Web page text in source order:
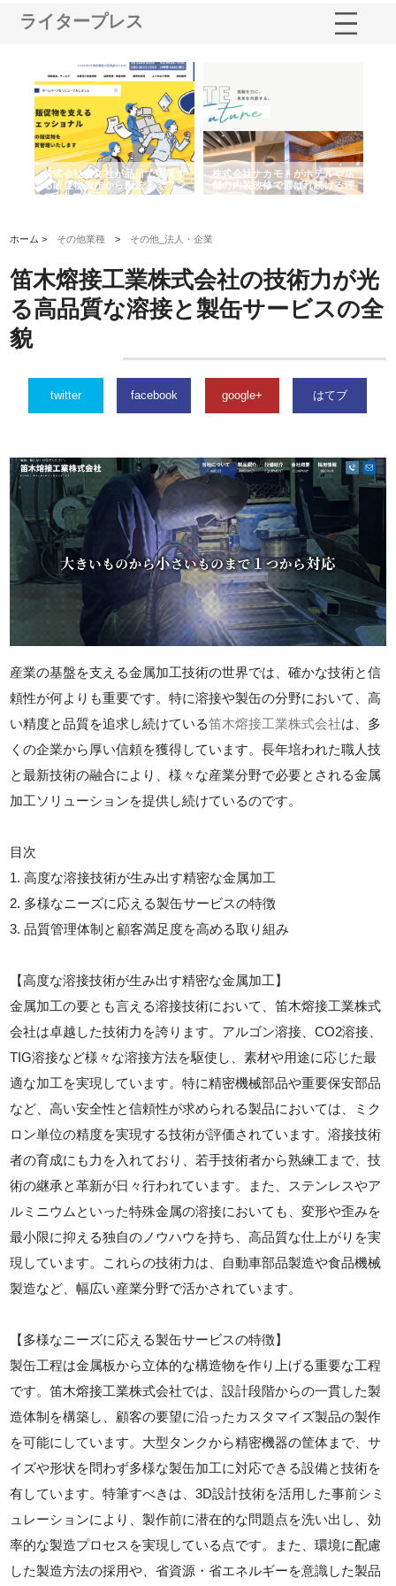
ライタープレス
株式会社耕文社が品川で実現す
る販促物製作から配送までワン
ストップ対応
株式会社ナカモトがホテルや店
舗の内装改修で選ばれ続ける理
由
ホーム > その他業種 > その他_法人・企業
笛木熔接工業株式会社の技術力が光
る高品質な溶接と製缶サービスの全
貌
twitter facebook google+ はてブ
産業の基盤を支える金属加工技術の世界では、確かな技術と信
頼性が何よりも重要です。特に溶接や製缶の分野において、高
い精度と品質を追求し続けている笛木熔接工業株式会社は、多
くの企業から厚い信頼を獲得しています。長年培われた職人技
と最新技術の融合により、様々な産業分野で必要とされる金属
加工ソリューションを提供し続けているのです。
目次
1. 高度な溶接技術が生み出す精密な金属加工
2. 多様なニーズに応える製缶サービスの特徴
3. 品質管理体制と顧客満足度を高める取り組み
【高度な溶接技術が生み出す精密な金属加工】
金属加工の要とも言える溶接技術において、笛木熔接工業株式
会社は卓越した技術力を誇ります。アルゴン溶接、CO2溶接、
TIG溶接など様々な溶接方法を駆使し、素材や用途に応じた最
適な加工を実現しています。特に精密機械部品や重要保安部品
など、高い安全性と信頼性が求められる製品においては、ミク
ロン単位の精度を実現する技術が評価されています。溶接技術
者の育成にも力を入れており、若手技術者から熟練工まで、技
術の継承と革新が日々行われています。また、ステンレスやア
ルミニウムといった特殊金属の溶接においても、変形や歪みを
最小限に抑える独自のノウハウを持ち、高品質な仕上がりを実
現しています。これらの技術力は、自動車部品製造や食品機械
製造など、幅広い産業分野で活かされています。
【多様なニーズに応える製缶サービスの特徴】
製缶工程は金属板から立体的な構造物を作り上げる重要な工程
です。笛木熔接工業株式会社では、設計段階からの一貫した製
造体制を構築し、顧客の要望に沿ったカスタマイズ製品の製作
を可能にしています。大型タンクから精密機器の筐体まで、サ
イズや形状を問わず多様な製缶加工に対応できる設備と技術を
有しています。特筆すべきは、3D設計技術を活用した事前シミ
ュレーションにより、製作前に潜在的な問題点を洗い出し、効
率的な製造プロセスを実現している点です。また、環境に配慮
した製造方法の採用や、省資源・省エネルギーを意識した製品